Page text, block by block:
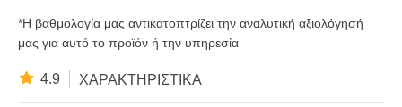
*Η βαθμολογία μας αντικατοπτρίζει την αναλυτική αξιολόγησή
μας για αυτό το προϊόν ή την υπηρεσία
4.9 ΧΑΡΑΚΤΗΡΙΣΤΙΚΆ